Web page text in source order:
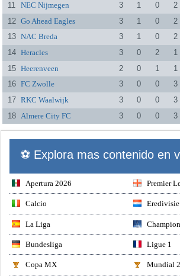
11
NEC Nijmegen 3 1 0 2
12 Go Ahead Eagles 3 1 0 2
13 NAC Breda 3 1 0 2
14 Heracles 3 0 2 1
15 Heerenveen 2 0 1 1
16 FC Zwolle 3 0 0 3
17 RKC Waalwijk 3 0 0 3
18
Almere City FC 3 0 0 3
⚽ Explora mas contenido en
Apertura 2026 Premier
Calcio Eredivisie
La Liga
Bundesliga Ligue 1
Copa MX Mundial